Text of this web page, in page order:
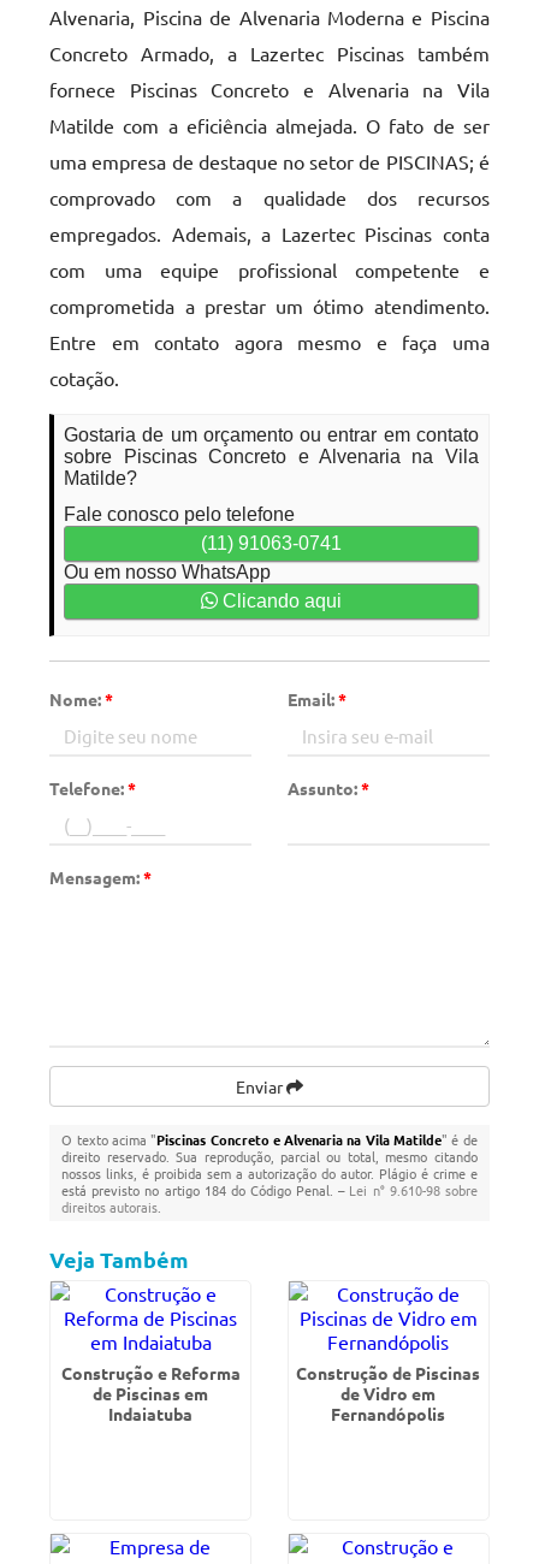
Alvenaria, Piscina de Alvenaria Moderna e Piscina
Concreto Armado, a Lazertec Piscinas também
fornece Piscinas Concreto e Alvenaria na Vila
Matilde com a eficiência almejada. O fato de ser
uma empresa de destaque no setor de PISCINAS; é
comprovado com a qualidade dos recursos
empregados. Ademais, a Lazertec Piscinas conta
com uma equipe profissional competente e
comprometida a prestar um ótimo atendimento.
Entre em contato agora mesmo e faça uma
cotação.
Gostaria de um orçamento ou entrar em contato
sobre Piscinas Concreto e Alvenaria na Vila
Matilde?
Fale conosco pelo telefone
(11) 91063-0741
Ou em nosso WhatsApp
Clicando aqui
Nome:* Email:*
Telefone:* Assunto:*
Mensagem:*
Enviar
O texto acima "Piscinas Concreto e Alvenaria na Vila Matilde" é de
direito reservado. Sua reprodução, parcial ou total, mesmo citando
nossos links, é proibida sem a autorização do autor. Plágio é crime e
está previsto no artigo 184 do Código Penal. – Lei n° 9.610-98 sobre
direitos autorais
Veja Também
Construção e Reforma
de Piscinas em
Indaiatuba
Construção de Piscinas
de Vidro em
Fernandópolis